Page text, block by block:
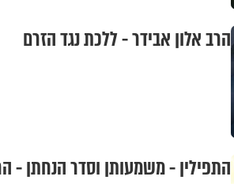
הרב אלון אבידר - ללכת נגד הזרם
התפילין - משמעותן וסדר הנחתן -